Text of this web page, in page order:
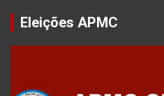
Eleições APMC